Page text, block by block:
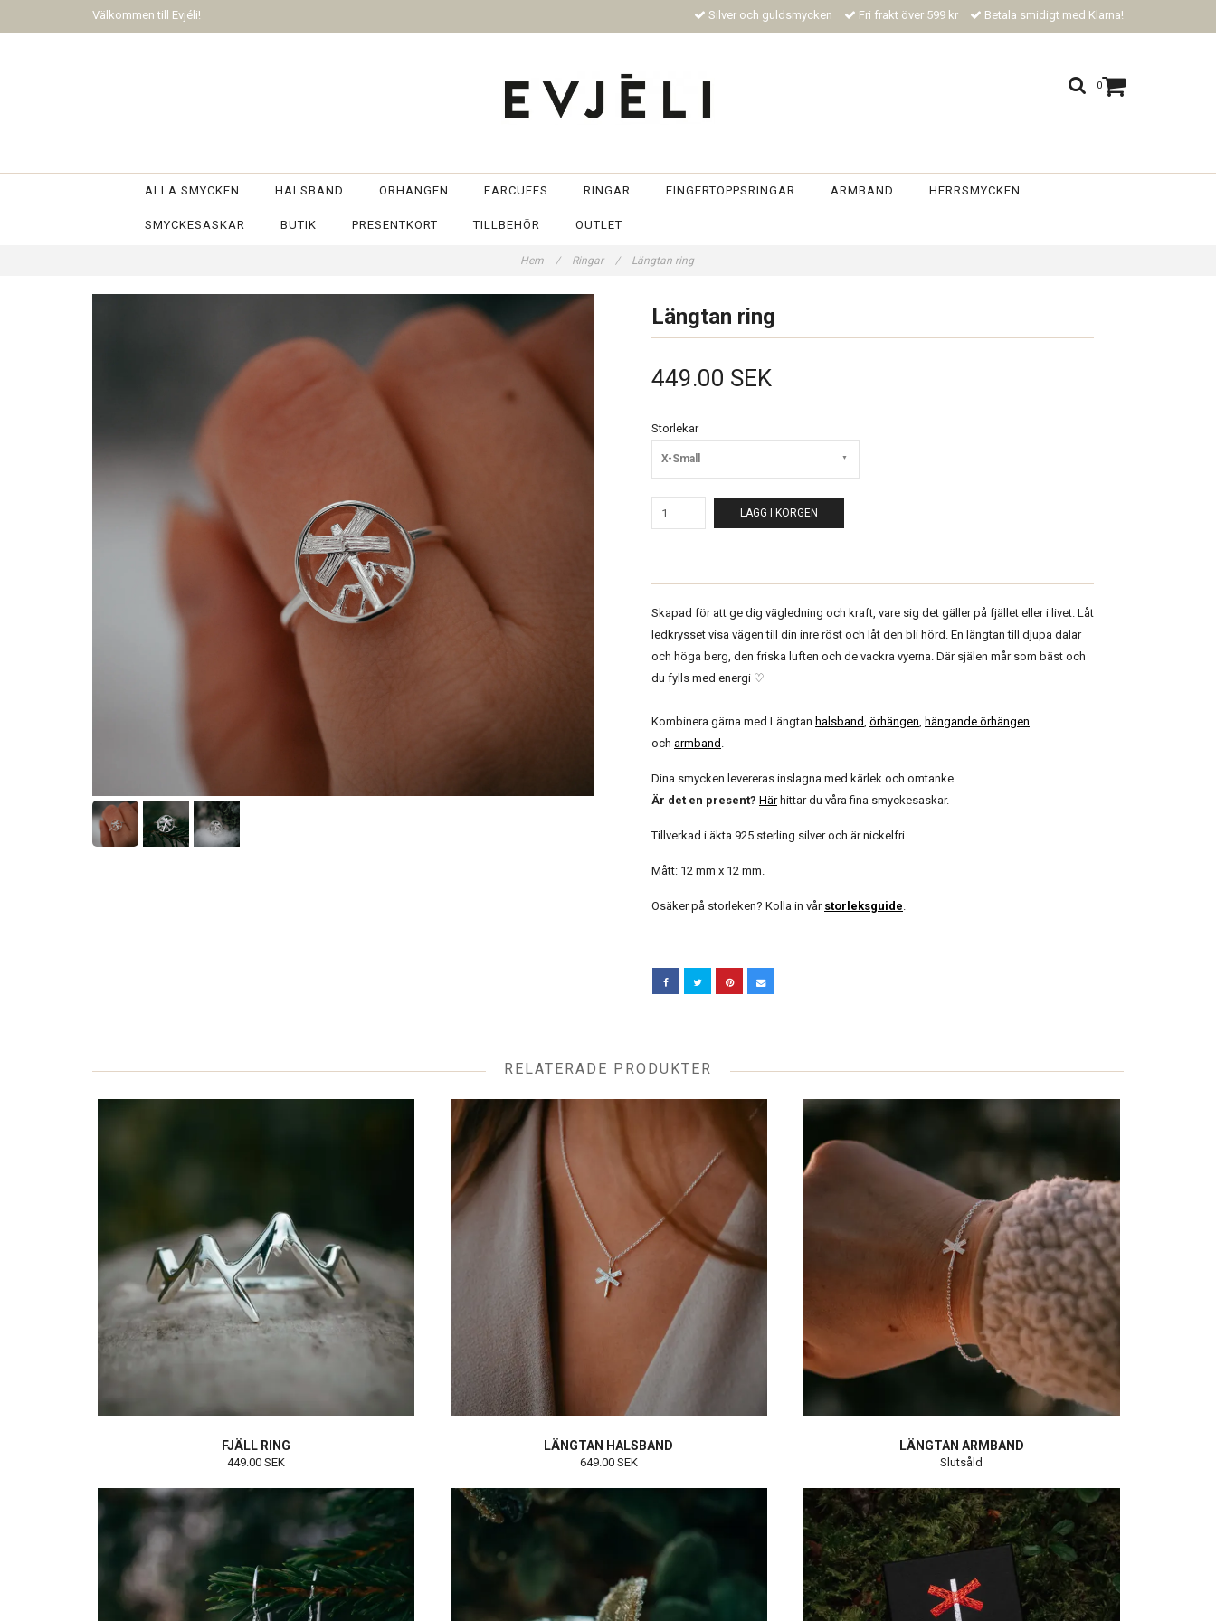
Välkommen till Evjéli! Silver och guldsmycken Fri frakt över 599 kr Betala smidigt med Klarna!
0
ALLA SMYCKEN HALSBAND ÖRHÄNGEN EARCUFFS RINGAR FINGERTOPPSRINGAR ARMBAND HERRSMYCKEN
SMYCKESASKAR BUTIK PRESENTKORT TILLBEHÖR OUTLET
Hem / Ringar / Längtan ring
Längtan ring
449.00 SEK
Storlekar
X-Small
LÄGG I KORGEN
Skapad för att ge dig vägledning och kraft, vare sig det gäller på fjället eller i livet. Låt
ledkrysset visa vägen till din inre röst och låt den bli hörd. En längtan till djupa dalar
och höga berg, den friska luften och de vackra vyerna. Där själen mår som bäst och
du fylls med energi ♡
Kombinera gärna med Längtan halsband, örhängen, hängande örhängen
och armband .
Dina smycken levereras inslagna med kärlek och omtanke.
Är det en present? Här hittar du våra fina smyckesaskar.
Tillverkad i äkta 925 sterling silver och är nickelfri.
Mått: 12 mm x 12 mm.
Osäker på storleken? Kolla in vår storleksguide.
RELATERADE PRODUKTER
FJÄLL RING
449.00 SEK
LÄNGTAN HALSBAND
649.00 SEK
LÄNGTAN ARMBAND
Slutsåld